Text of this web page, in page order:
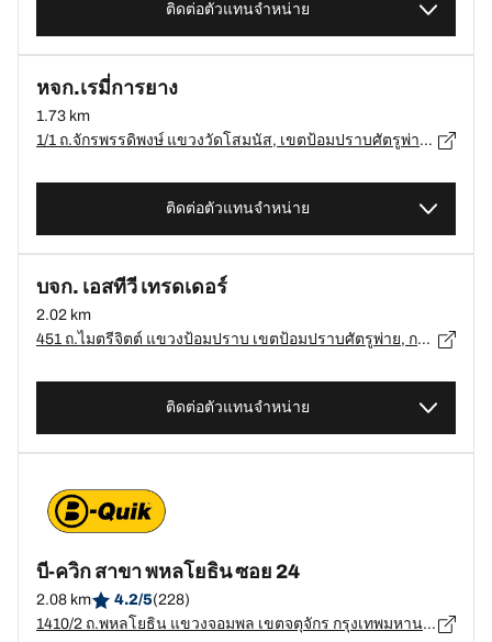
ติดต่อตัวแทนจำหน่าย
หจก.เรมี่การยาง
1.73 km
1/1 ถ.จักรพรรดิพงษ์ แขวงวัดโสมนัส, เขตป้อมปราบศัตรูพ่าย, กรุงเทพมหานคร 10100, กรุงเทพมหานคร, เขตป้อมปราบศัตรูพ่าย - 10100
ติดต่อตัวแทนจำหน่าย
บจก. เอสทีวี เทรดเดอร์
2.02 km
451 ถ.ไมตรีจิตต์ แขวงป้อมปราบ เขตป้อมปราบศัตรูพ่าย, กรุงเทพฯ, กรุงเทพมหานคร 10100, กรุงเทพฯ - 10100
ติดต่อตัวแทนจำหน่าย
บี-ควิก สาขา พหลโยธิน ซอย 24
2.08 km 4.2/5(228)
1410/2 ถ.พหลโยธิน แขวงจอมพล เขตจตุจักร กรุงเทพมหานคร, กรุงเทพมหานคร - 10900